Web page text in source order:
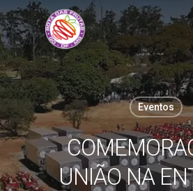
Skip
to
main
content
Eventos
UNIÃO NA